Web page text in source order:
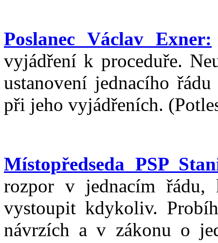
Poslanec Václav Exner:
vyjádření k proceduře.
ustanovení jednacího
při jeho vyjádřeních.
Místopředseda PSP
rozpor v jednacím řádu,
vystoupit kdykoliv.
návrzích a v zákonu o